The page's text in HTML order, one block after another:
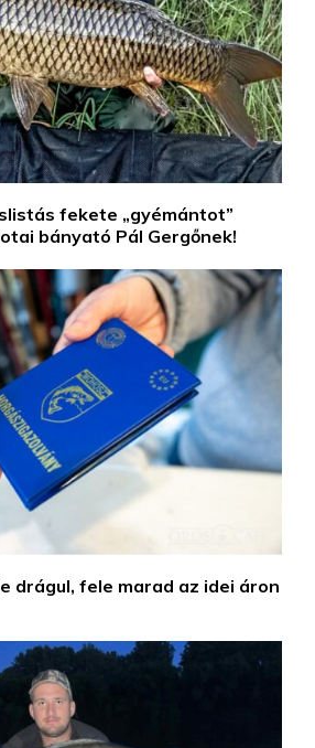
fekete „gyémántot”
bányató Pál Gergőnek!
drágul, fele marad az idei áron